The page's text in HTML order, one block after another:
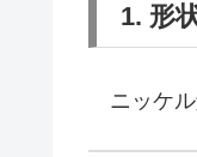
1. 形
ニッケル